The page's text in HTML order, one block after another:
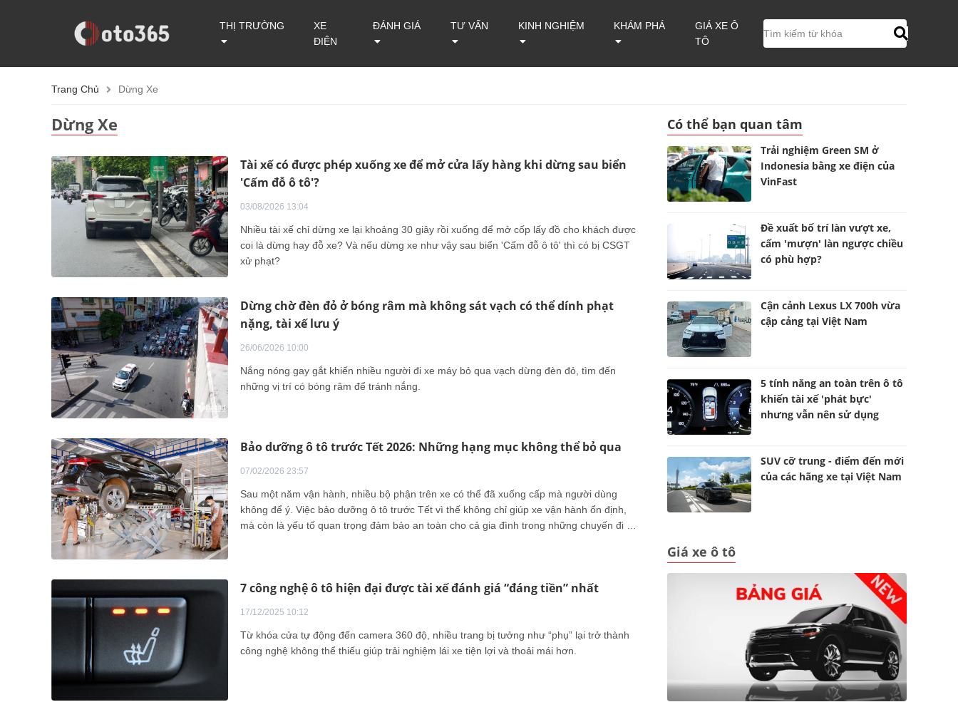
THỊ TRƯỜNG
XE
ĐIỆN
ĐÁNH GIÁ TƯ VẤN KINH NGHIỆM KHÁM PHÁ
GIÁ XE Ô
TÔ
Trang Chủ Dừng Xe
Dừng Xe
Tài xế có được phép xuống xe để mở cửa lấy hàng khi dừng sau biển
'Cấm đỗ ô tô'?
03/08/2026 13:04
Nhiều tài xế chỉ dừng xe lại khoảng 30 giây rồi xuống để mở cốp lấy đồ cho khách được
coi là dừng hay đỗ xe? Và nếu dừng xe như vậy sau biển 'Cấm đỗ ô tô' thì có bị CSGT
xử phạt?
Dừng chờ đèn đỏ ở bóng râm mà không sát vạch có thể dính phạt
nặng, tài xế lưu ý
26/06/2026 10:00
Nắng nóng gay gắt khiến nhiều người đi xe máy bỏ qua vạch dừng đèn đỏ, tìm đến
những vị trí có bóng râm để tránh nắng.
Bảo dưỡng ô tô trước Tết 2026: Những hạng mục không thể bỏ qua
07/02/2026 23:57
Sau một năm vận hành, nhiều bộ phận trên xe có thể đã xuống cấp mà người dùng
không để ý. Việc bảo dưỡng ô tô trước Tết vì thế không chỉ giúp xe vận hành ổn định,
mà còn là yếu tố quan trọng đảm bảo an toàn cho cả gia đình trong những chuyến đi dài
7 công nghệ ô tô hiện đại được tài xế đánh giá “đáng tiền” nhất
17/12/2025 10:12
Từ khóa cửa tự động đến camera 360 độ, nhiều trang bị tưởng như “phụ” lại trở thành
công nghệ không thể thiếu giúp trải nghiệm lái xe tiện lợi và thoải mái hơn.
Có thể bạn quan tâm
Trải nghiệm Green SM ở
Indonesia bằng xe điện của
VinFast
Đề xuất bố trí làn vượt xe,
cấm 'mượn' làn ngược chiều
có phù hợp?
Cận cảnh Lexus LX 700h vừa
cập cảng tại Việt Nam
5 tính năng an toàn trên ô tô
khiến tài xế 'phát bực'
nhưng vẫn nên sử dụng
SUV cỡ trung - điểm đến mới
của các hãng xe tại Việt Nam
Giá xe ô tô